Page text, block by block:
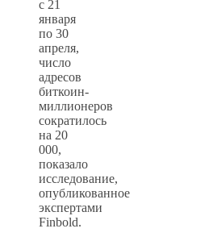
с 21
января
по 30
апреля,
число
адресов
биткоин-
миллионеров
сократилось
на 20
000,
показало
исследование,
опубликованное
экспертами
Finbold.